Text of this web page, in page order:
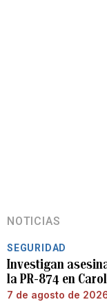
NOTICIAS
SEGURIDAD
Investigan
la PR-874 en
7 de agosto de